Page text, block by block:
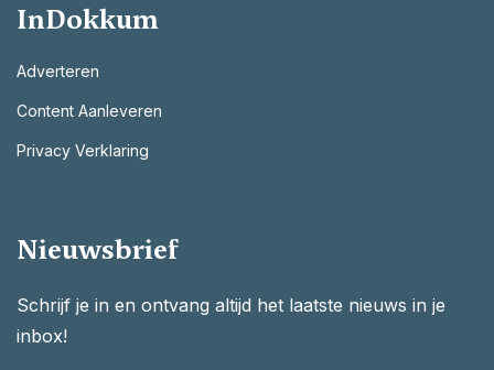
InDokkum
Adverteren
Content Aanleveren
Privacy Verklaring
Nieuwsbrief
Schrijf je in en ontvang altijd het laatste nieuws in je
inbox!